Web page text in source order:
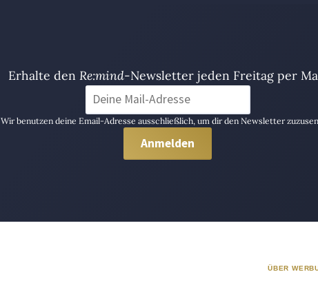
Erhalte den Re:mind-Newsletter jeden Freitag per
Wir benutzen deine Email-Adresse ausschließlich, um dir den Newsletter
ÜBER